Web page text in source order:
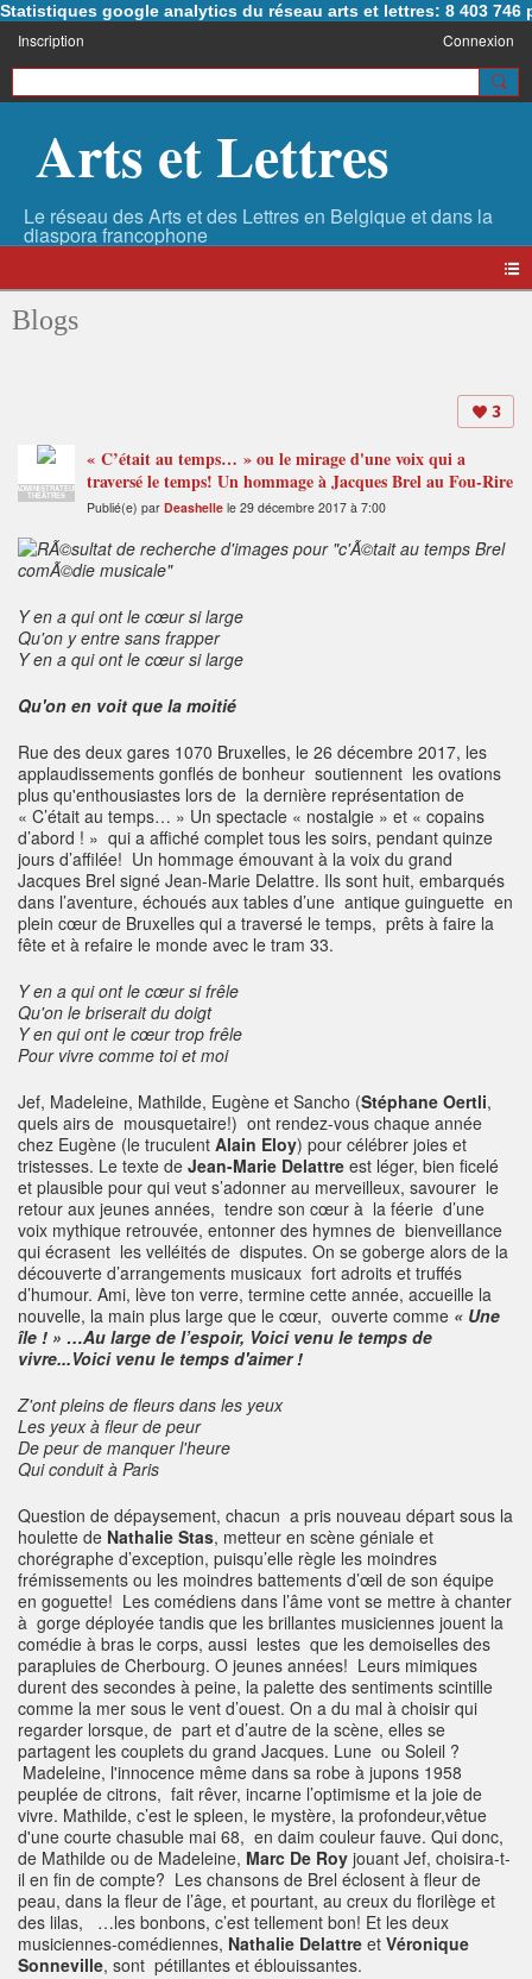
Statistiques google analytics du réseau arts et lettres: 8 403 746
Inscription Connexion
Arts et Lettres
Blogs
3
ADMINISTRATEUR
THÉÂTRES
« C’était au temps… » ou le mirage d'une voix qui a
traversé le temps! Un hommage à Jacques Brel au Fou-Rire
Publié(e) par Deashelle le 29 décembre 2017 à 7:00
Y en a qui ont le cœur si large
Qu'on y entre sans frapper
Y en a qui ont le cœur si large
Qu'on en voit que la moitié
Rue des deux gares 1070 Bruxelles, le 26 décembre 2017, les
applaudissements gonflés de bonheur soutiennent les ovations
plus qu'enthousiastes lors de la dernière représentation de
« C’était au temps… » Un spectacle « nostalgie » et « copains
d’abord ! » qui a affiché complet tous les soirs, pendant quinze
jours d’affilée! Un hommage émouvant à la voix du grand
Jacques Brel signé Jean-Marie Delattre. Ils sont huit, embarqués
dans l’aventure, échoués aux tables d’une antique guinguette en
plein cœur de Bruxelles qui a traversé le temps, prêts à faire la
fête et à refaire le monde avec le tram 33.
Y en a qui ont le cœur si frêle
Qu'on le briserait du doigt
Y en qui ont le cœur trop frêle
Pour vivre comme toi et moi
Jef, Madeleine, Mathilde, Eugène et Sancho (Stéphane Oertli,
quels airs de mousquetaire!) ont rendez-vous chaque année
chez Eugène (le truculent Alain Eloy) pour célébrer joies et
tristesses. Le texte de Jean-Marie Delattre est léger, bien ficelé
et plausible pour qui veut s’adonner au merveilleux, savourer le
retour aux jeunes années, tendre son cœur à la féerie d’une
voix mythique retrouvée, entonner des hymnes de bienveillance
qui écrasent les velléités de disputes. On se goberge alors de la
découverte d’arrangements musicaux fort adroits et truffés
d’humour. Ami, lève ton verre, termine cette année, accueille la
nouvelle, la main plus large que le cœur, ouverte comme « Une
île ! » …Au large de l’espoir, Voici venu le temps de
vivre...Voici venu le temps d'aimer !
Z'ont pleins de fleurs dans les yeux
Les yeux à fleur de peur
De peur de manquer l'heure
Qui conduit à Paris
Question de dépaysement, chacun a pris nouveau départ sous la
houlette de Nathalie Stas, metteur en scène géniale et
chorégraphe d’exception, puisqu’elle règle les moindres
frémissements ou les moindres battements d’œil de son équipe
en goguette! Les comédiens dans l’âme vont se mettre à chanter
à gorge déployée tandis que les brillantes musiciennes jouent la
comédie à bras le corps, aussi lestes que les demoiselles des
parapluies de Cherbourg. O jeunes années! Leurs mimiques
durent des secondes à peine, la palette des sentiments scintille
comme la mer sous le vent d’ouest. On a du mal à choisir qui
regarder lorsque, de part et d’autre de la scène, elles se
partagent les couplets du grand Jacques. Lune ou Soleil ?
Madeleine, l'innocence même dans sa robe à jupons 1958
peuplée de citrons, fait rêver, incarne l’optimisme et la joie de
vivre. Mathilde, c’est le spleen, le mystère, la profondeur,vêtue
d'une courte chasuble mai 68, en daim couleur fauve. Qui donc,
de Mathilde ou de Madeleine, Marc De Roy jouant Jef, choisira-t-
il en fin de compte? Les chansons de Brel éclosent à fleur de
peau, dans la fleur de l’âge, et pourtant, au creux du florilège et
des lilas, …les bonbons, c’est tellement bon! Et les deux
musiciennes-comédiennes, Nathalie Delattre et Véronique
Sonneville, sont pétillantes et éblouissantes.